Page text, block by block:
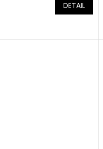
DETAIL